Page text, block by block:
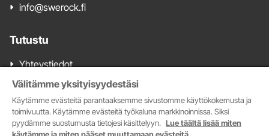
info@swerock.fi
Tutustu
Yhteystiedot
Valmisbetonimyynti
Kiviainesmyynti
Tarjoa meille kiviainesalueita
Myytävät kiviainesalueet
Välitämme yksityisyydestäsi
Käytämme evästeitä parantaaksemme sivustomme käyttökokemusta ja
toimivuutta. Käytämme evästeitä työkaluna markkinoinnissa. Siksi
pyydämme suostumusta tietojesi käsittelyyn. Lue täältä lisää miten